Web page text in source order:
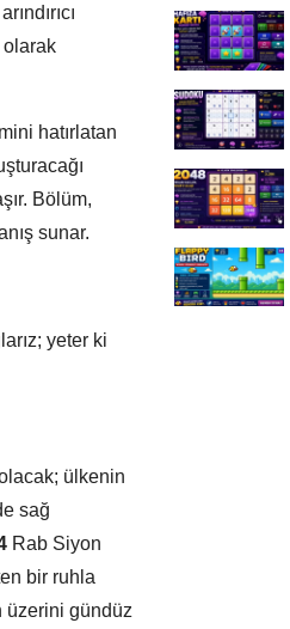
olarak
hatırlatan
Bölüm,
sunar.
yeter ki
ülkenin
sağ
Rab Siyon
bir ruhla
üzerini gündüz